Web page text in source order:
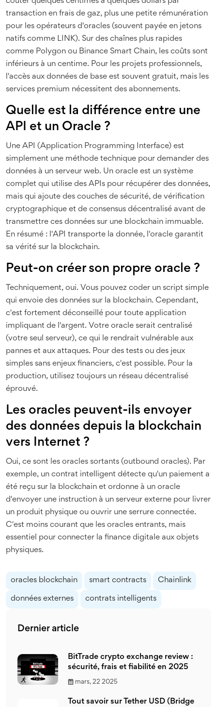
transaction en frais de gaz, plus une petite rémunération
pour les opérateurs d'oracles (souvent payée en jetons
natifs comme LINK). Sur des chaînes plus rapides
comme Polygon ou Binance Smart Chain, les coûts sont
inférieurs à un centime. Pour les projets professionnels,
l'accès aux données de base est souvent gratuit, mais les
services premium nécessitent des abonnements.
Quelle est la différence entre une
API et un Oracle ?
Une API (Application Programming Interface) est
simplement une méthode technique pour demander des
données à un serveur web. Un oracle est un système
complet qui utilise des APIs pour récupérer des données,
mais qui ajoute des couches de sécurité, de vérification
cryptographique et de consensus décentralisé avant de
transmettre ces données sur une blockchain immuable.
En résumé : l'API transporte la donnée, l'oracle garantit
sa vérité sur la blockchain.
Peut-on créer son propre oracle ?
Techniquement, oui. Vous pouvez coder un script simple
qui envoie des données sur la blockchain. Cependant,
c'est fortement déconseillé pour toute application
impliquant de l'argent. Votre oracle serait centralisé
(votre seul serveur), ce qui le rendrait vulnérable aux
pannes et aux attaques. Pour des tests ou des jeux
simples sans enjeux financiers, c'est possible. Pour la
production, utilisez toujours un réseau décentralisé
éprouvé.
Les oracles peuvent-ils envoyer
des données depuis la blockchain
vers Internet ?
Oui, ce sont les oracles sortants (outbound oracles). Par
exemple, un contrat intelligent détecte qu'un paiement a
été reçu sur la blockchain et ordonne à un oracle
d'envoyer une instruction à un serveur externe pour livrer
un produit physique ou ouvrir une serrure connectée.
C'est moins courant que les oracles entrants, mais
essentiel pour connecter la finance digitale aux objets
physiques.
oracles blockchain smart contracts Chainlink
données externes contrats intelligents
Dernier article
BitTrade crypto exchange review :
sécurité, frais et fiabilité en 2025
mars, 22 2025
Tout savoir sur Tether USD (Bridge